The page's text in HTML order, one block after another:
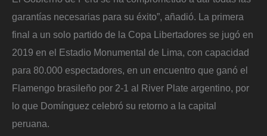
garantías necesarias para su éxito”, añadió. La primera
final a un solo partido de la Copa Libertadores se jugó en
2019 en el Estadio Monumental de Lima, con capacidad
para 80.000 espectadores, en un encuentro que ganó el
Flamengo brasileño por 2-1 al River Plate argentino, por
lo que Domínguez celebró su retorno a la capital
peruana.